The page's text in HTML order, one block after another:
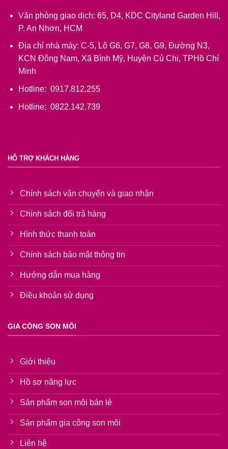
Văn phòng giao dịch: 65, D4, KDC Cityland Garden Hill,
P. An Nhơn, HCM
Địa chỉ nhà máy: C-5, Lô G6, G7, G8, G9, Đường N3,
KCN Đông Nam, Xã Bình Mỹ, Huyện Củ Chi, TPHồ Chí
Minh
Hotline: 0917.812.255
Hotline: 0822.142.739
HỖ TRỢ KHÁCH HÀNG
Chính sách vận chuyển và giao nhận
Chính sách đổi trả hàng
Hình thức thanh toán
Chính sách bảo mật thông tin
Hướng dẫn mua hàng
Điều khoản sử dụng
GIA CÔNG SON MÔI
Giới thiệu
Hồ sơ năng lực
Sản phẩm son môi bán lẻ
Sản phẩm gia công son môi
Liên hệ